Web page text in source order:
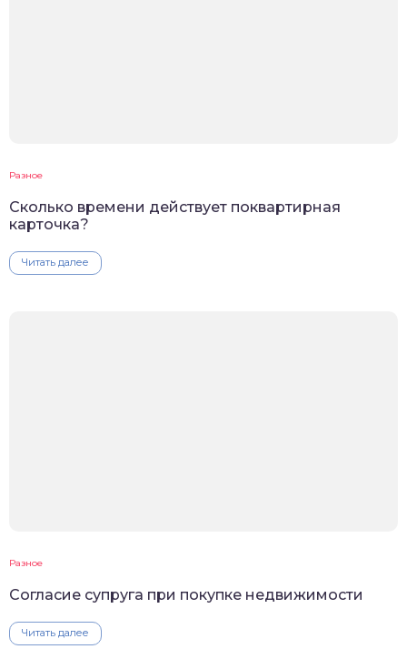
Разное
Сколько времени действует поквартирная
карточка?
Читать далее
Разное
Согласие супруга при покупке недвижимости
Читать далее